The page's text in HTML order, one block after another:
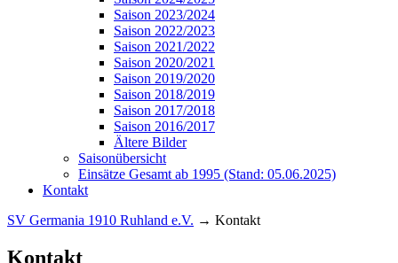
Saison 2023/2024
Saison 2022/2023
Saison 2021/2022
Saison 2020/2021
Saison 2019/2020
Saison 2018/2019
Saison 2017/2018
Saison 2016/2017
Ältere Bilder
Saisonübersicht
Einsätze Gesamt ab 1995 (Stand: 05.06.2025)
Kontakt
SV Germania 1910 Ruhland e.V. → Kontakt
Kontakt